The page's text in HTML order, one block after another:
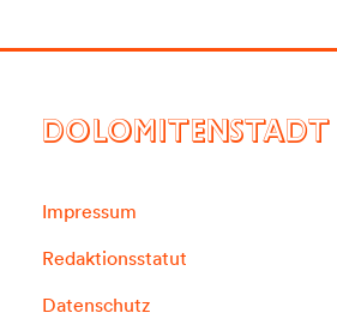
DOLOMITENSTADT
Impressum
Redaktionsstatut
Datenschutz